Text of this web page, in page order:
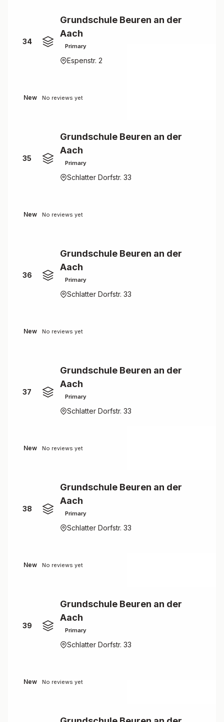
34
Grundschule Beuren an der
Aach
Primary
Espenstr. 2
New No reviews yet
35
Grundschule Beuren an der
Aach
Primary
Schlatter Dorfstr. 33
New No reviews yet
36
Grundschule Beuren an der
Aach
Primary
Schlatter Dorfstr. 33
New No reviews yet
37
Grundschule Beuren an der
Aach
Primary
Schlatter Dorfstr. 33
New No reviews yet
38
Grundschule Beuren an der
Aach
Primary
Schlatter Dorfstr. 33
New No reviews yet
39
Grundschule Beuren an der
Aach
Primary
Schlatter Dorfstr. 33
New No reviews yet